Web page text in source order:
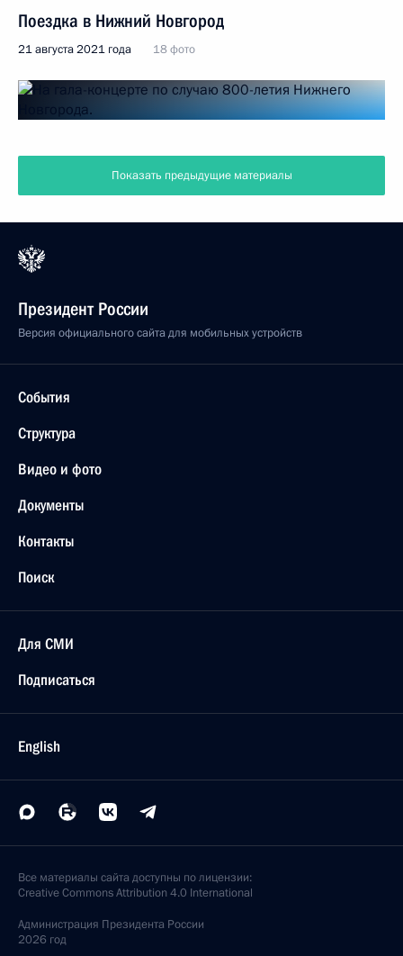
Поездка в Нижний Новгород
21 августа 2021 года 18 фото
Показать предыдущие материалы
Президент России
Версия официального сайта для мобильных устройств
События
Структура
Видео и фото
Документы
Контакты
Поиск
Для СМИ
Подписаться
English
Все материалы сайта доступны по лицензии:
Creative Commons Attribution 4.0 International
Администрация Президента России
2026 год